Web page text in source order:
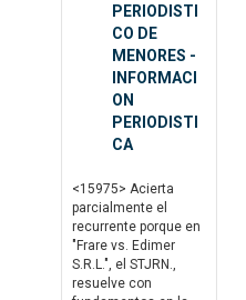
PERIODISTI
CO DE
MENORES -
INFORMACI
ON
PERIODISTI
CA
<15975> Acierta
parcialmente el
recurrente porque en
"Frare vs. Edimer
S.R.L.", el STJRN.,
resuelve con